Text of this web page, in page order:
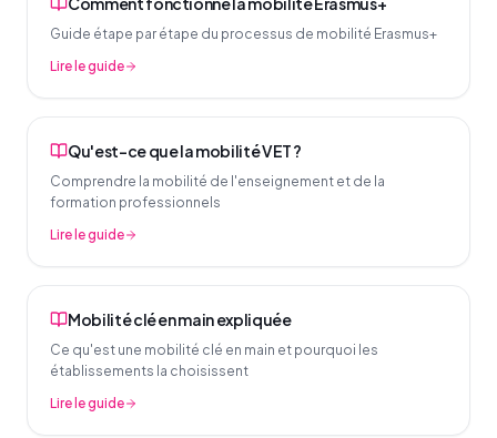
Guide étape par étape du processus de mobilité Erasmus+
Lire le guide
Qu'est-ce que la mobilité VET ?
Comprendre la mobilité de l'enseignement et de la
formation professionnels
Lire le guide
Mobilité clé en main expliquée
Ce qu'est une mobilité clé en main et pourquoi les
établissements la choisissent
Lire le guide